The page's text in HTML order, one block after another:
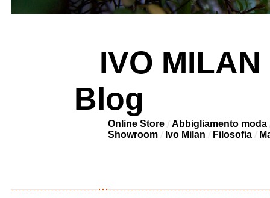
IVO
Blog
Online Store
Abbigliamento moda
Showroom
Ivo Milan Filosofia